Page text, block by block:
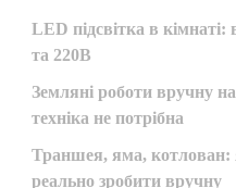
LED підсвітка в
та 220В
Земляні роботи вручну
техніка не потрібна
Траншея, яма, котлован:
реально зробити вручну